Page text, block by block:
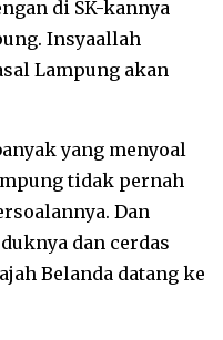
di SK-kannya
Insyaallah
Lampung akan
yang menyoal
tidak pernah
Dan
dan cerdas
Belanda datang ke